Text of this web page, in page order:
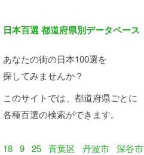
日本百選 都道府県別データベース
あなたの街の日本100選を
探してみませんか？
このサイトでは、都道府県ごとに
各種百選の検索ができます。
18 9 25 青葉区 丹波市 深谷市